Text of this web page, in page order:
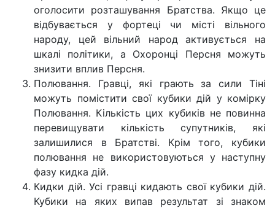
оголосити розташування Братства. Якщо це
відбувається у фортеці чи місті вільного
народу, цей вільний народ активується на
шкалі політики, а Охоронці Персня можуть
знизити вплив Персня.
Полювання. Гравці, які грають за сили Тіні
можуть помістити свої кубики дій у комірку
Полювання. Кількість цих кубиків не повинна
перевищувати кількість супутників, які
залишилися в Братстві. Крім того, кубики
полювання не використовуються у наступну
фазу кидка дій.
Кидки дій. Усі гравці кидають свої кубики дій.
Кубики на яких випав результат зі знаком